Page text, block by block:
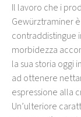
Il lavoro che i
Gewürztraminer
contraddistingue
morbidezza
la sua storia oggi
ad ottenere
espressione alla
Un’ulteriore